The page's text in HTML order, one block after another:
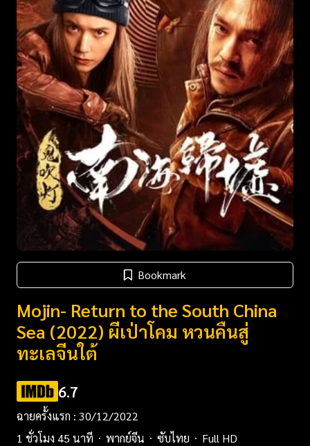
Bookmark
Mojin- Return to the South China
Sea (2022) ผีเป่าโคม หวนคืนสู่
ทะเลจีนใต้
6.7
ฉายครั้งแรก : 30/12/2022
1 ชั่วโมง 45 นาที
พากย์จีน ซับไทย
Full HD